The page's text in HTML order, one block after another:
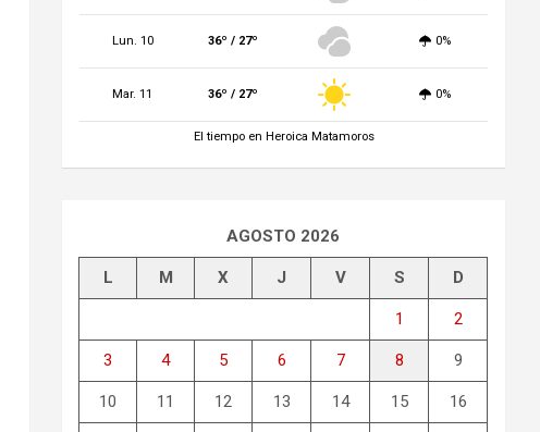
Lun. 10 36º / 27º 0%
Mar. 11 36º / 27º 0%
El tiempo en Heroica Matamoros
AGOSTO 2026
L M X J V S D
1 2
3 4 5 6 7 8 9
10 11 12 13 14 15 16